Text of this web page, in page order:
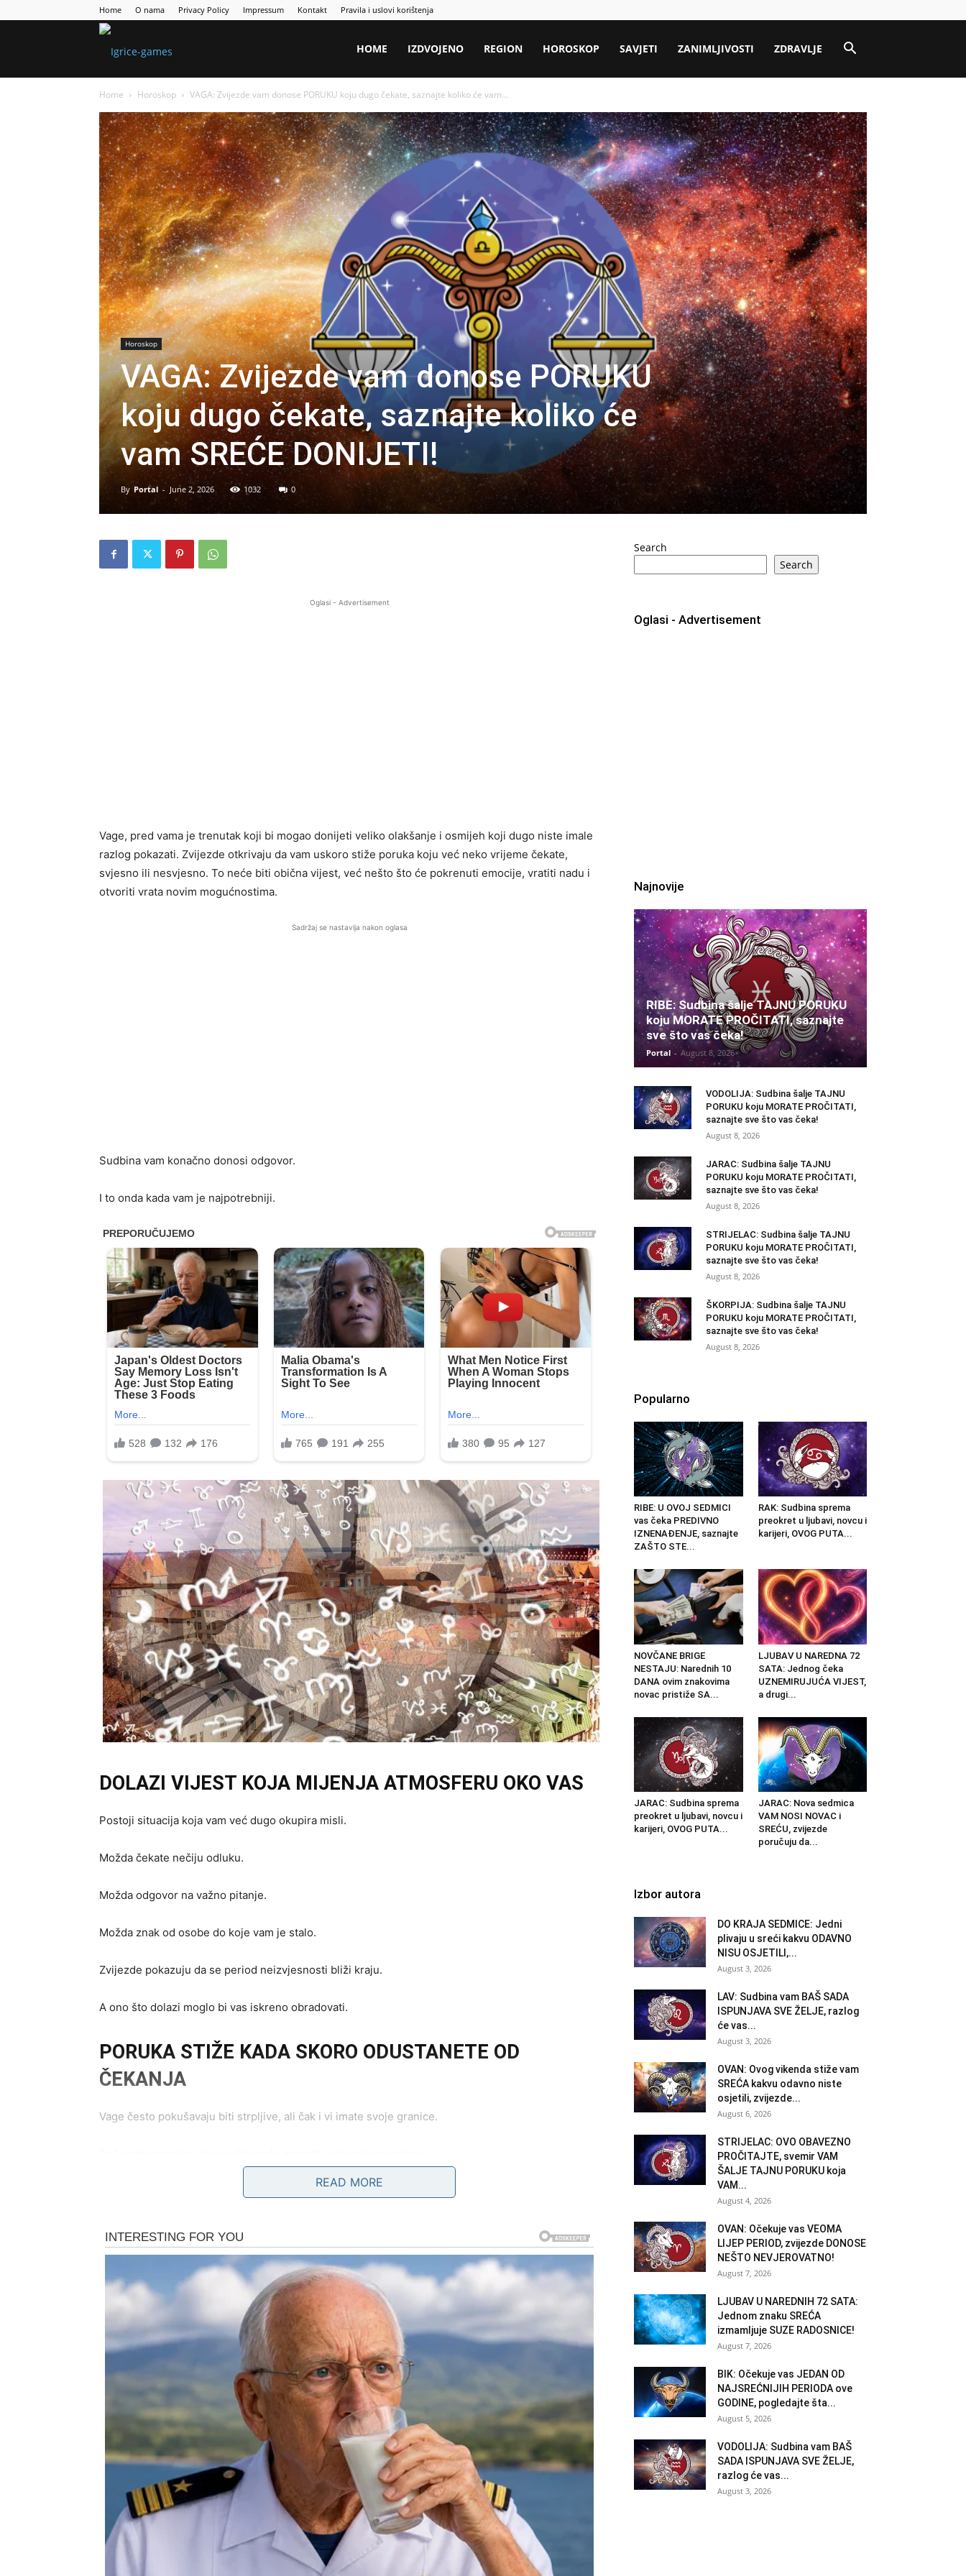
Home O nama Privacy Policy Impressum Kontakt Pravila i uslovi korištenja
HOME IZDVOJENO REGION HOROSKOP SAVJETI ZANIMLJIVOSTI ZDRAVLJE
Home Horoskop VAGA: Zvijezde vam donose PORUKU koju dugo čekate, saznajte koliko će vam...
Horoskop
VAGA: Zvijezde vam donose PORUKU
koju dugo čekate, saznajte koliko će
vam SREĆE DONIJETI!
By Portal - June 2, 2026 1032 0
Oglasi - Advertisement
Vage, pred vama je trenutak koji bi mogao donijeti veliko olakšanje i osmijeh koji dugo niste imale
razlog pokazati. Zvijezde otkrivaju da vam uskoro stiže poruka koju već neko vrijeme čekate,
svjesno ili nesvjesno. To neće biti obična vijest, već nešto što će pokrenuti emocije, vratiti nadu i
otvoriti vrata novim mogućnostima.
Sadržaj se nastavlja nakon oglasa
Sudbina vam konačno donosi odgovor.
I to onda kada vam je najpotrebniji.
DOLAZI VIJEST KOJA MIJENJA ATMOSFERU OKO VAS
Postoji situacija koja vam već dugo okupira misli.
Možda čekate nečiju odluku.
Možda odgovor na važno pitanje.
Možda znak od osobe do koje vam je stalo.
Zvijezde pokazuju da se period neizvjesnosti bliži kraju.
A ono što dolazi moglo bi vas iskreno obradovati.
PORUKA STIŽE KADA SKORO ODUSTANETE OD
ČEKANJA
Vage često pokušavaju biti strpljive, ali čak i vi imate svoje granice.
Sudbina vam šalje vijest koja dolazi iz pravca iz kojeg je najmanje očekujete.
KOLIKO ĆE VAM SREĆE DONIJETI?
Mnogo više nego što trenutno možete pretpostaviti.
Ova poruka donosi vam osjećaj da se stvari konačno kreću.
Donosi vam potvrdu da niste uzalud čekale.
Donosi vam novu energiju i želju da ponovo vjerujete u ono što dolazi.
Za mnoge Vage ovo će biti početak veoma lijepog razdoblja.
READ MORE
Search
Search
Oglasi - Advertisement
Najnovije
RIBE: Sudbina šalje TAJNU PORUKU
koju MORATE PROČITATI, saznajte
sve što vas čeka!
Portal - August 8, 2026
VODOLIJA: Sudbina šalje TAJNU
PORUKU koju MORATE PROČITATI,
saznajte sve što vas čeka!
August 8, 2026
JARAC: Sudbina šalje TAJNU
PORUKU koju MORATE PROČITATI,
saznajte sve što vas čeka!
August 8, 2026
STRIJELAC: Sudbina šalje TAJNU
PORUKU koju MORATE PROČITATI,
saznajte sve što vas čeka!
August 8, 2026
ŠKORPIJA: Sudbina šalje TAJNU
PORUKU koju MORATE PROČITATI,
saznajte sve što vas čeka!
August 8, 2026
Popularno
RIBE: U OVOJ SEDMICI
vas čeka PREDIVNO
IZNENAĐENJE, saznajte
ZAŠTO STE...
RAK: Sudbina sprema
preokret u ljubavi, novcu i
karijeri, OVOG PUTA...
NOVČANE BRIGE
NESTAJU: Narednih 10
DANA ovim znakovima
novac pristiže SA...
LJUBAV U NAREDNA 72
SATA: Jednog čeka
UZNEMIRUJUĆA VIJEST,
a drugi...
JARAC: Sudbina sprema
preokret u ljubavi, novcu i
karijeri, OVOG PUTA...
JARAC: Nova sedmica
VAM NOSI NOVAC i
SREĆU, zvijezde
poručuju da...
Izbor autora
DO KRAJA SEDMICE: Jedni
plivaju u sreći kakvu ODAVNO
NISU OSJETILI,...
August 3, 2026
LAV: Sudbina vam BAŠ SADA
ISPUNJAVA SVE ŽELJE, razlog
će vas...
August 3, 2026
OVAN: Ovog vikenda stiže vam
SREĆA kakvu odavno niste
osjetili, zvijezde...
August 6, 2026
STRIJELAC: OVO OBAVEZNO
PROČITAJTE, svemir VAM
ŠALJE TAJNU PORUKU koja
VAM...
August 4, 2026
OVAN: Očekuje vas VEOMA
LIJEP PERIOD, zvijezde DONOSE
NEŠTO NEVJEROVATNO!
August 7, 2026
LJUBAV U NAREDNIH 72 SATA:
Jednom znaku SREĆA
izmamljuje SUZE RADOSNICE!
August 7, 2026
BIK: Očekuje vas JEDAN OD
NAJSREĆNIJIH PERIODA ove
GODINE, pogledajte šta...
August 5, 2026
VODOLIJA: Sudbina vam BAŠ
SADA ISPUNJAVA SVE ŽELJE,
razlog će vas...
August 3, 2026